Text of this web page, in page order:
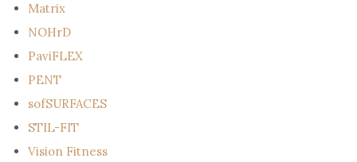
Matrix
NOHrD
PaviFLEX
PENT
sofSURFACES
STIL-FIT
Vision Fitness